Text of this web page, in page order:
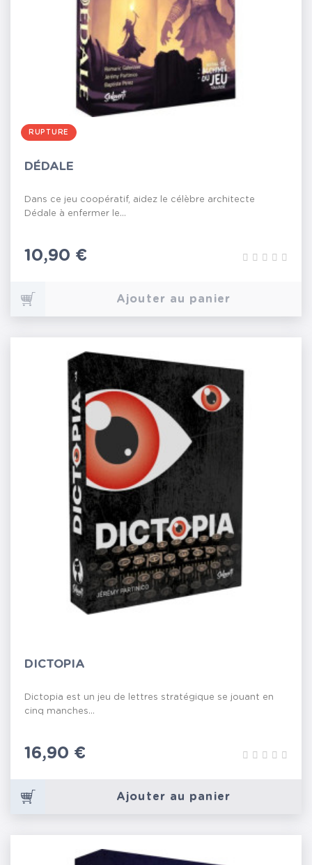
RUPTURE
DÉDALE
Dans ce jeu coopératif, aidez le célèbre architecte
Dédale à enfermer le...
Prix
10,90 €
Ajouter au panier
DICTOPIA
Dictopia est un jeu de lettres stratégique se jouant en
cinq manches...
Prix
16,90 €
Ajouter au panier